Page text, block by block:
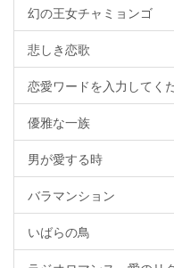
幻の王女チャミョンゴ
悲しき恋歌
恋愛ワードを入力して
優雅な一族
男が愛する時
バラマンション
いばらの鳥